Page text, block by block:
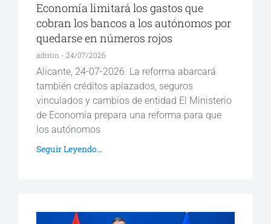
Economía limitará los gastos que
cobran los bancos a los autónomos por
quedarse en números rojos
admin 24/07/2026
Alicante, 24-07-2026. La reforma abarcará
también créditos aplazados, seguros
vinculados y cambios de entidad El Ministerio
de Economía prepara una reforma para que
los autónomos
Seguir Leyendo...